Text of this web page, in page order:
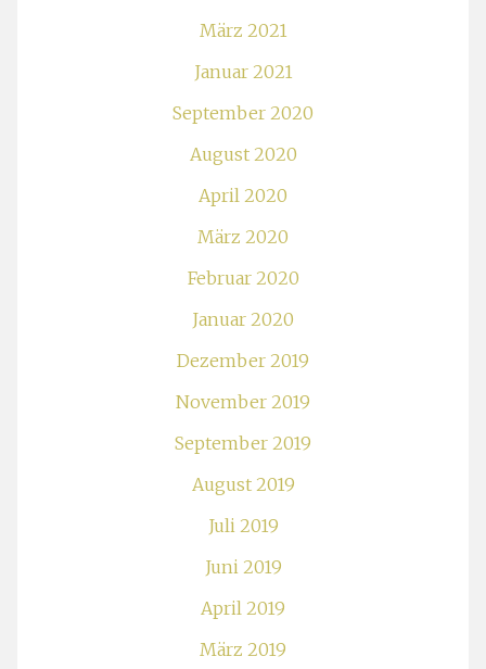
März 2021
Januar 2021
September 2020
August 2020
April 2020
März 2020
Februar 2020
Januar 2020
Dezember 2019
November 2019
September 2019
August 2019
Juli 2019
Juni 2019
April 2019
März 2019